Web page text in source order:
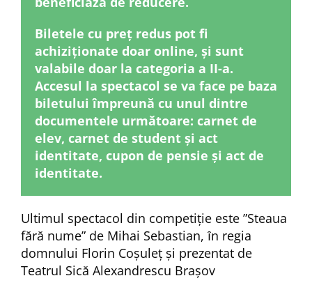
Biletele cu preț redus pot fi
achiziționate doar online, și sunt
valabile doar la categoria a II-a.
Accesul la spectacol se va face pe baza
biletului împreună cu unul dintre
documentele următoare: carnet de
elev, carnet de student și act
identitate, cupon de pensie și act de
identitate.
Ultimul spectacol din competiție este ”Steaua
fără nume” de Mihai Sebastian, ȋn regia
domnului Florin Coşuleț și prezentat de
Teatrul Sică Alexandrescu Brașov